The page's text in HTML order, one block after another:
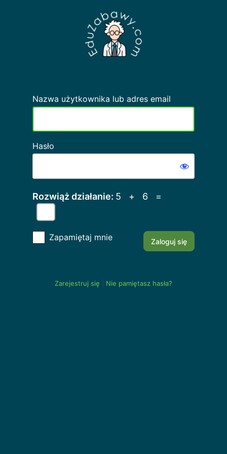
Nazwa użytkownika lub adres email
Hasło
Rozwiąż działanie: 5 + 6 =
Zapamiętaj mnie Alternative:
Zarejestruj się Nie pamiętasz hasła?